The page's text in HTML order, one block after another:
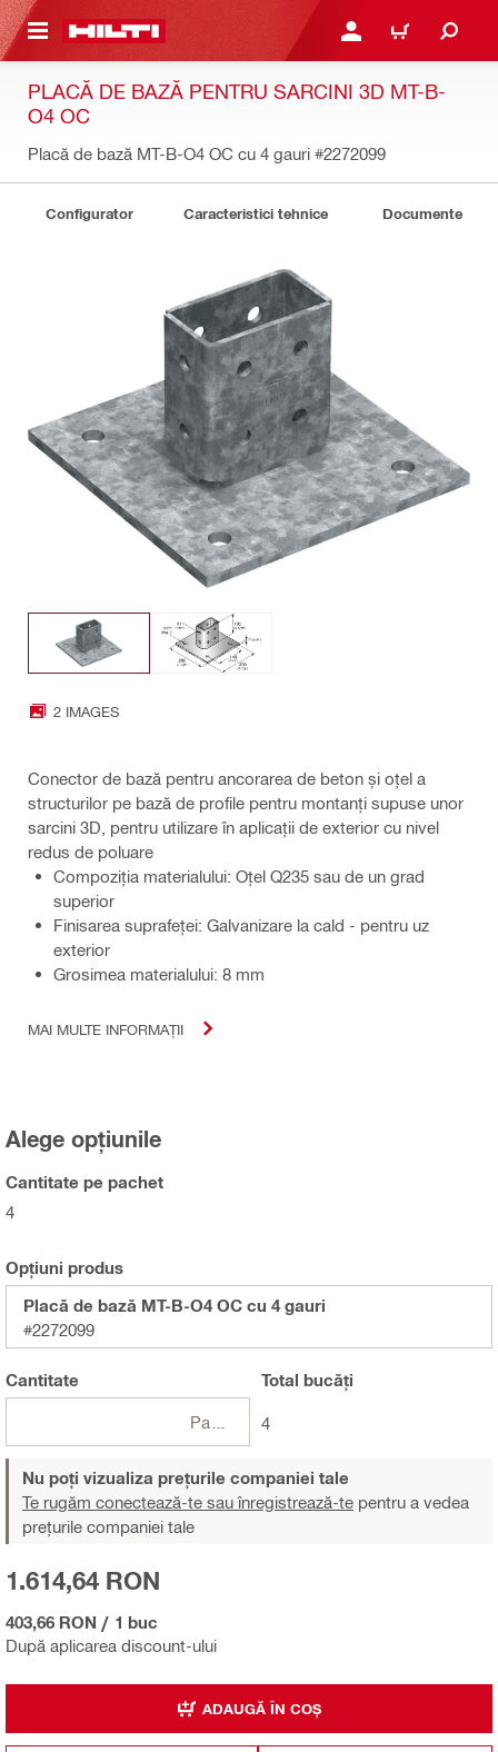
CONTENT CONECTARE SAU
COȘ
PLACĂ DE BAZĂ PENTRU SARCINI 3D MT-B-
O4 OC
Placă de bază MT-B-O4 OC cu 4 gauri #2272099
Configurator Caracteristici tehnice Documente
2 IMAGES
Conector de bază pentru ancorarea de beton și oțel a
structurilor pe bază de profile pentru montanți supuse unor
sarcini 3D, pentru utilizare în aplicații de exterior cu nivel
redus de poluare
Compoziţia materialului: Oțel Q235 sau de un grad
superior
Finisarea suprafeţei: Galvanizare la cald - pentru uz
exterior
Grosimea materialului: 8 mm
MAI MULTE INFORMAȚII
Alege opțiunile
Cantitate pe pachet
4
Opțiuni produs
Placă de bază MT-B-O4 OC cu 4 gauri
#2272099
Cantitate Total bucăți
4
Nu poți vizualiza prețurile companiei tale
Te rugăm conectează-te sau înregistrează-te pentru a vedea
prețurile companiei tale
După aplicarea discount-ului
1.614,64 RON
403,66 RON / 1 buc
ADAUGĂ ÎN COȘ